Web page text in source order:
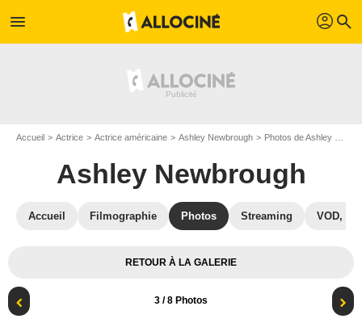
menu profil search
Accueil Actrice Actrice américaine Ashley Newbrough Photos de Ashley Newbrough
Ashley Newbrough
Accueil Filmographie Photos Streaming VOD,
RETOUR À LA GALERIE
3 / 8 Photos